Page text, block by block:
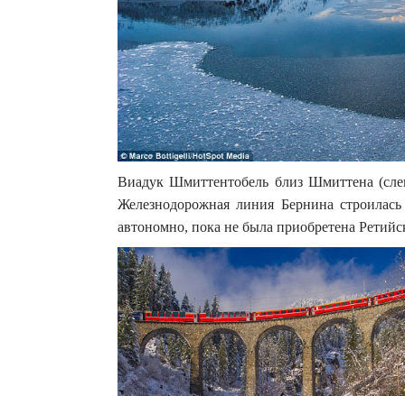
Виадук Шмиттентобель близ Шмиттена
Железнодорожная линия Бернина
автономно, пока не была приобретена